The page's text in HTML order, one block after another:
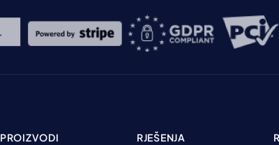
PROIZVODI RJEŠENJA